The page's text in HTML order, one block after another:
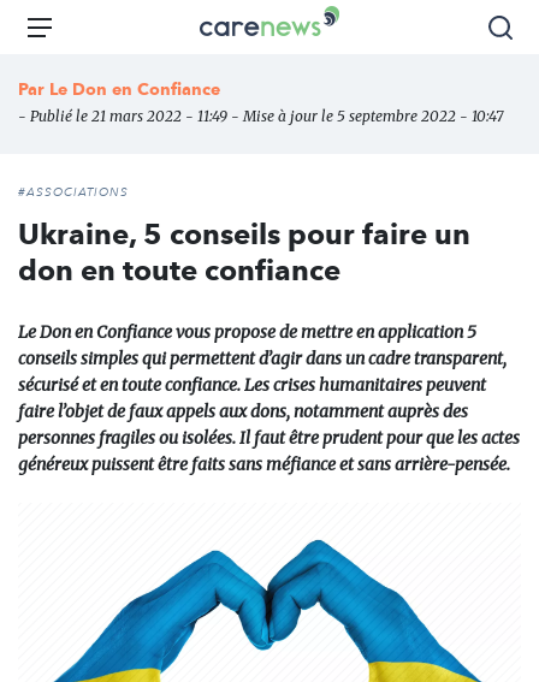
Aller
principal
Carenews,
des
Menu
Par Le Don en Confiance
- Publié le 21 mars 2022 - 11:49 - Mise à jour le 5 septembre 2022 - 10:47
#ASSOCIATIONS
Ukraine, 5 conseils pour faire un
don en toute confiance
Le Don en Confiance vous propose de mettre en application 5
conseils simples qui permettent d’agir dans un cadre transparent,
sécurisé et en toute confiance. Les crises humanitaires peuvent
faire l’objet de faux appels aux dons, notamment auprès des
personnes fragiles ou isolées. Il faut être prudent pour que les actes
généreux puissent être faits sans méfiance et sans arrière-pensée.